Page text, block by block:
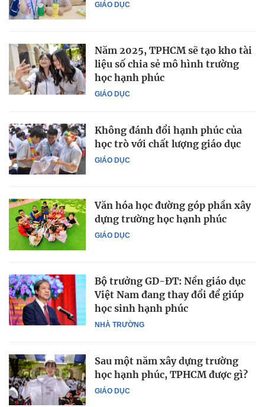
GIÁO DỤC
GIÁO DỤC
Năm 2025, TPHCM sẽ tạo kho tài
liệu số chia sẻ mô hình trường
học hạnh phúc
GIÁO DỤC
Không đánh đổi hạnh phúc của
học trò với chất lượng giáo dục
GIÁO DỤC
Văn hóa học đường góp phần xây
dựng trường học hạnh phúc
NHÀ TRƯỜNG
Bộ trưởng GD-ĐT: Nền giáo dục
Việt Nam đang thay đổi để giúp
học sinh hạnh phúc
GIÁO DỤC
Sau một năm xây dựng trường
học hạnh phúc, TPHCM được gì?